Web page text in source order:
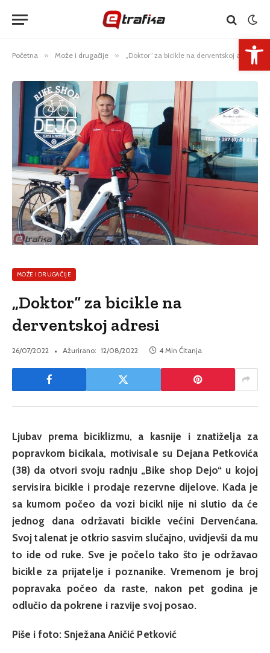
Početna » Može i drugačije » „Doktor“ za bicikle na derventskoj adresi
MOŽE I DRUGAČIJE
„Doktor“ za bicikle na
derventskoj adresi
26/07/2022 Ažurirano: 12/08/2022 4 Min Čitanja
Ljubav prema biciklizmu, a kasnije i znatiželja za
popravkom bicikala, motivisale su Dejana Petkovića
(38) da otvori svoju radnju „Bike shop Dejo“ u kojoj
servisira bicikle i prodaje rezervne dijelove. Kada je
sa kumom počeo da vozi bicikl nije ni slutio da će
jednog dana održavati bicikle većini Dervenćana.
Svoj talenat je otkrio sasvim slučajno, uvidjevši da mu
to ide od ruke. Sve je počelo tako što je održavao
bicikle za prijatelje i poznanike. Vremenom je broj
popravaka počeo da raste, nakon pet godina je
odlučio da pokrene i razvije svoj posao.
Piše i foto: Snježana Aničić Petković